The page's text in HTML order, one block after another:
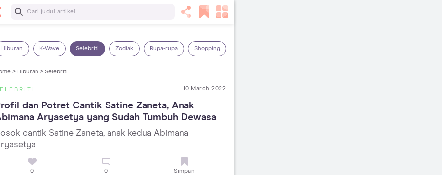
Baca Selanjutnya
Hiburan K-Wave Selebriti Zodiak Rupa-rupa Shopping
> Hiburan > Selebriti
10 March 2022
dan Potret Cantik Satine Zaneta, Anak
Aryasetya yang Sudah Tumbuh Dewasa
cantik Satine Zaneta, anak kedua Abimana
0 0 Simpan